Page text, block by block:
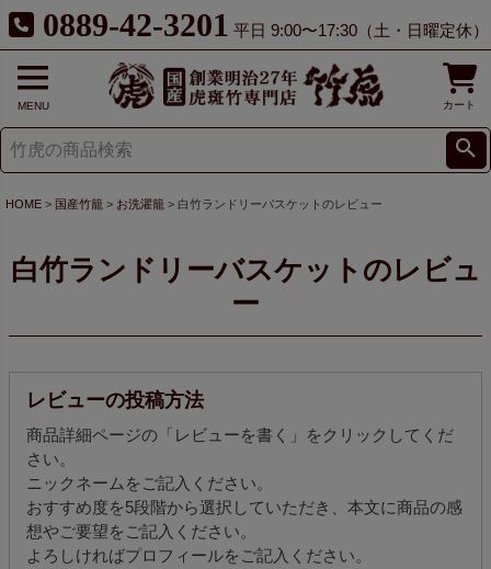
0889-42-3201 平日 9:00〜17:30（土・日曜定休）
MENU カート
HOME 国産竹籠 お洗濯籠 白竹ランドリーバスケットのレビュー
白竹ランドリーバスケットのレビュ
ー
レビューの投稿方法
商品詳細ページの「レビューを書く」をクリックしてくだ
さい。
ニックネームをご記入ください。
おすすめ度を5段階から選択していただき、本文に商品の感
想やご要望をご記入ください。
よろしければプロフィールをご記入ください。